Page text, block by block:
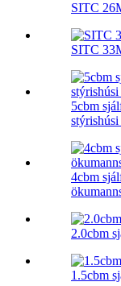
SITC
SITC
5cbm
4cbm
2.0cbm
1.5cbm